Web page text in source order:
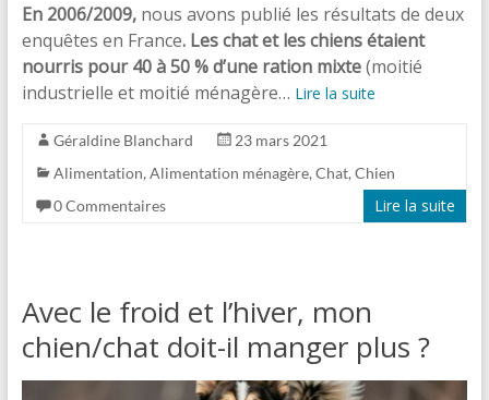
En 2006/2009,nous avons publié les résultats de deux
enquêtes en France. Les chat et les chiens étaient
nourris pour 40 à 50 % d’une ration mixte(moitié
industrielle et moitié ménagère… Lire la suite
Géraldine Blanchard
23 mars 2021
Alimentation, Alimentation ménagère, Chat, Chien
0 Commentaires
Lire la suite
Avec le froid et l’hiver, mon
chien/chat doit-il manger plus ?